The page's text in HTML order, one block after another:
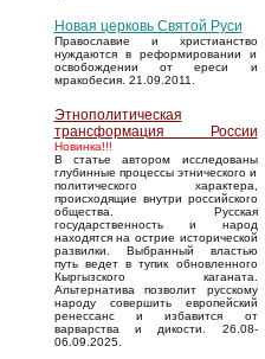
Новая церковь Святой Руси
Православие и христианство
нуждаются в реформировании и
освобождении от ереси и
мракобесия. 21.09.2011.
Этнополитическая
трансформация России
Новинка!!!
В статье автором исследованы
глубинные процессы этнического и
политического характера,
происходящие внутри российского
общества. Русская
государственность и народ
находятся на острие исторической
развилки. Выбранный властью
путь ведет в тупик обновленного
Кыргызского каганата.
Альтернатива позволит русскому
народу совершить европейский
ренессанс и избавится от
варварства и дикости. 26.08-
06.09.2025.